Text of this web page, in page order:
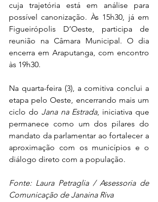
cuja trajetória está em análise para
possível canonização. Às 15h30, já em
Figueirópolis D’Oeste, participa de
reunião na Câmara Municipal. O dia
encerra em Araputanga, com encontro
às 19h30.
Na quarta-feira (3), a comitiva conclui a
etapa pelo Oeste, encerrando mais um
ciclo do Jana na Estrada, iniciativa que
permanece como um dos pilares do
mandato da parlamentar ao fortalecer a
aproximação com os municípios e o
diálogo direto com a população.
Fonte: Laura Petraglia / Assessoria de
Comunicação de Janaina Riva